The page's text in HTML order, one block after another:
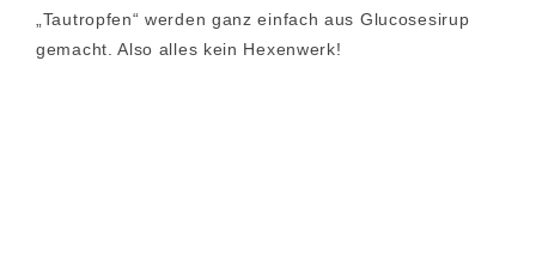
„Tautropfen“ werden ganz einfach aus Glucosesirup
gemacht. Also alles kein Hexenwerk!